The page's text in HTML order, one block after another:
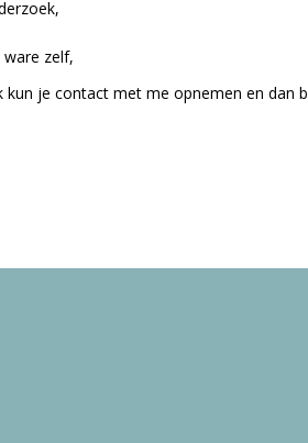
zelf,
je contact met me opnemen en dan